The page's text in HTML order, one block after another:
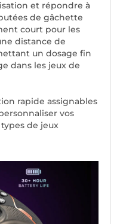
et répondre à
de gâchette
court pour les
distance de
un dosage fin
dans les jeux de
rapide assignables
vos
de jeux